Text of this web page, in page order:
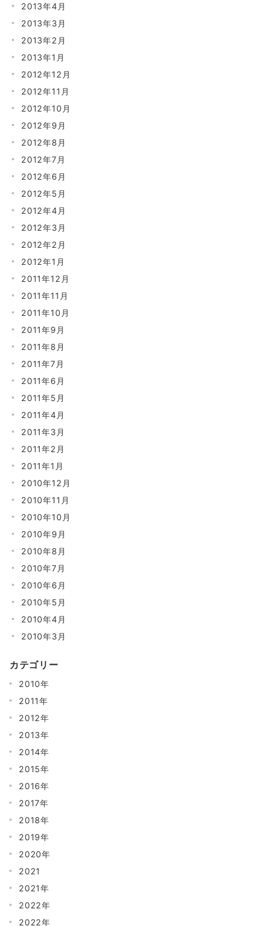
2013年4月
2013年3月
2013年2月
2013年1月
2012年12月
2012年11月
2012年10月
2012年9月
2012年8月
2012年7月
2012年6月
2012年5月
2012年4月
2012年3月
2012年2月
2012年1月
2011年12月
2011年11月
2011年10月
2011年9月
2011年8月
2011年7月
2011年6月
2011年5月
2011年4月
2011年3月
2011年2月
2011年1月
2010年12月
2010年11月
2010年10月
2010年9月
2010年8月
2010年7月
2010年6月
2010年5月
2010年4月
2010年3月
カテゴリー
2010年
2011年
2012年
2013年
2014年
2015年
2016年
2017年
2018年
2019年
2020年
2021
2021年
2022年
2022年